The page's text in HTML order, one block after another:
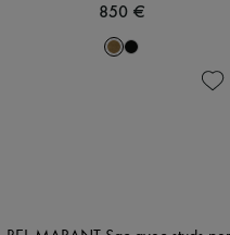
850 €